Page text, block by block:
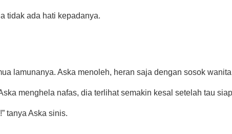
tidak ada hati kepadanya.
lamunanya. Aska menoleh, heran saja dengan sosok
menghela nafas, dia terlihat semakin kesal setelah tau
tanya Aska sinis.